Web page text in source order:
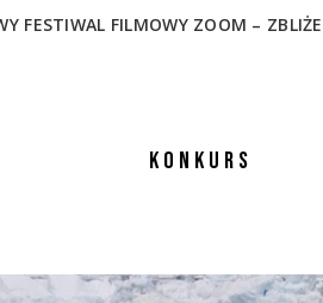
FESTIWAL FILMOWY ZOOM –
KONKURS